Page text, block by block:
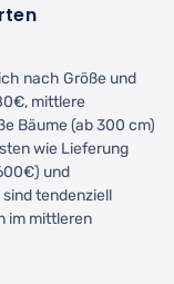
nach Größe und
mittlere
Bäume (ab 300 cm)
wie Lieferung
und
tendenziell
im mittleren